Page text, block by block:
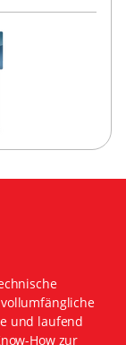
und laufend
How zur